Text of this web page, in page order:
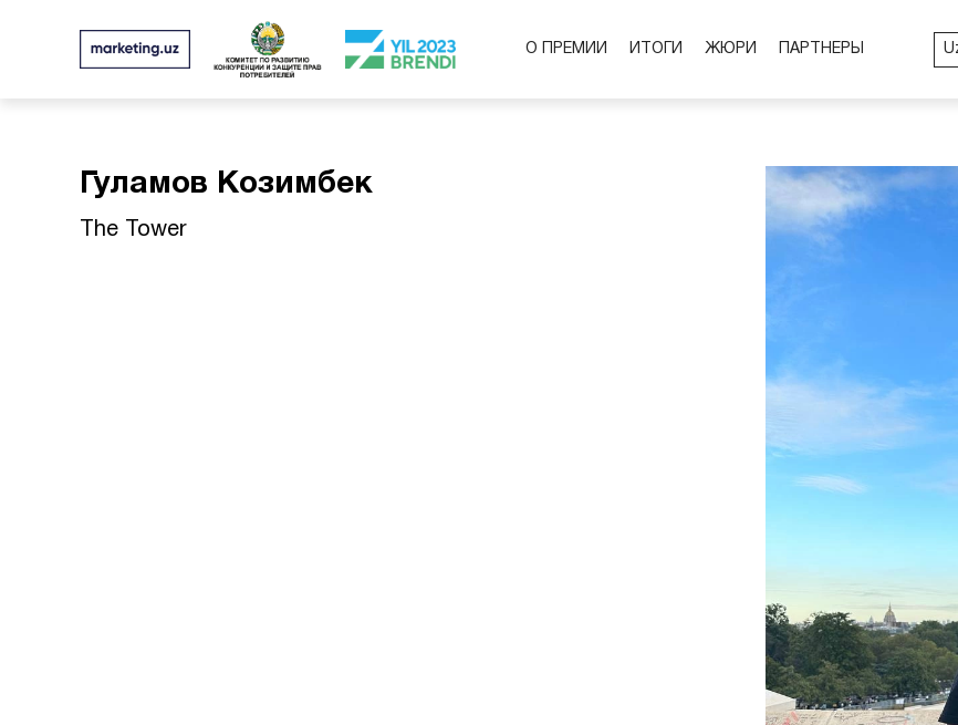
О ПРЕМИИ ИТОГИ ЖЮРИ ПАРТНЕРЫ
Гуламов Козимбек
The Tower